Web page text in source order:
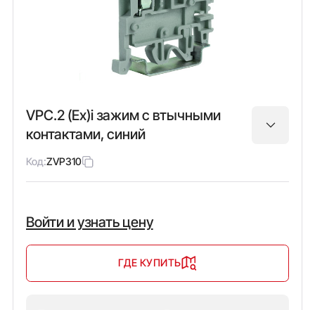
VPC.2 (Ex)i зажим с втычными
контактами, синий
Код:ZVP310
Войти и узнать цену
ГДЕ КУПИТЬ